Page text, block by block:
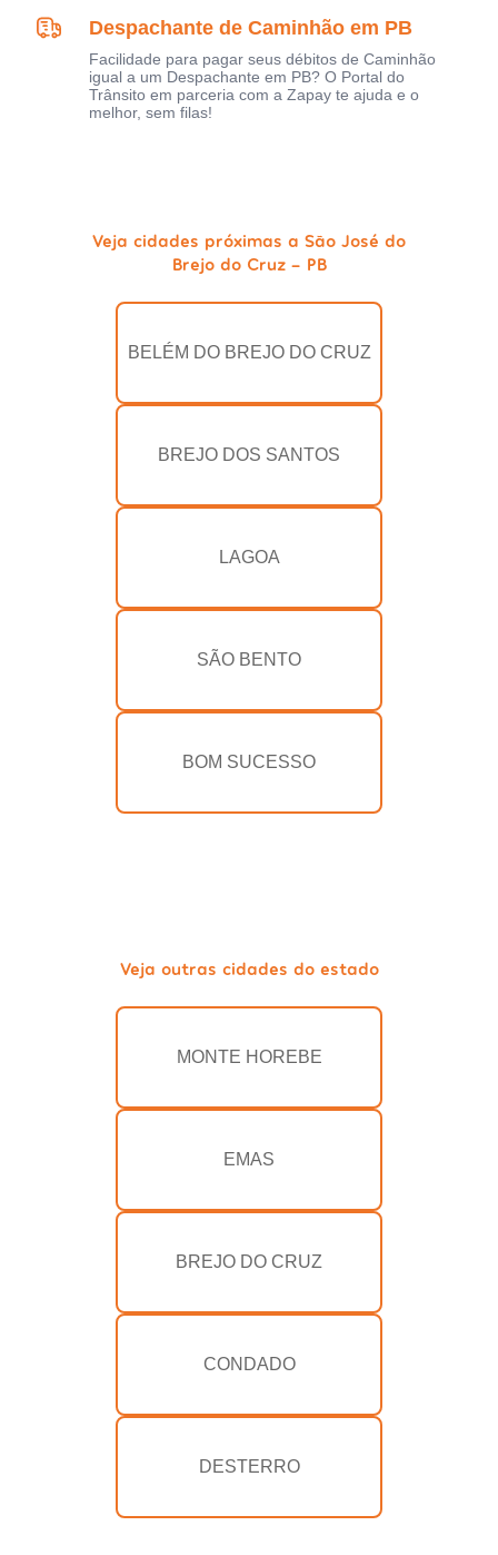
Despachante de Caminhão em PB
Facilidade para pagar seus débitos de Caminhão
igual a um Despachante em PB? O Portal do
Trânsito em parceria com a Zapay te ajuda e o
melhor, sem filas!
Veja cidades próximas a São José do
Brejo do Cruz - PB
BELÉM DO BREJO DO CRUZ
BREJO DOS SANTOS
LAGOA
SÃO BENTO
BOM SUCESSO
Veja outras cidades do estado
MONTE HOREBE
EMAS
BREJO DO CRUZ
CONDADO
DESTERRO